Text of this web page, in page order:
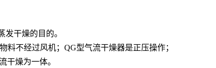
干燥的目的。
不经过风机；QG型气流干燥器是正压操作；
干燥为一体。